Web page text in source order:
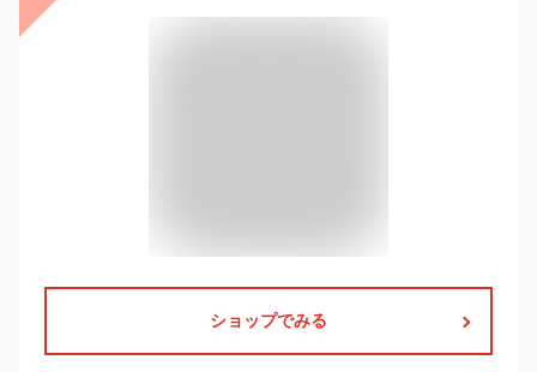
ショップでみる